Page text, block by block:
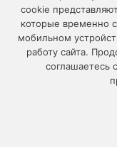
«АКАДЕМИЯ
117133, г.
cookie
которые временно
мобильном
работу сайта.
соглашаетесь